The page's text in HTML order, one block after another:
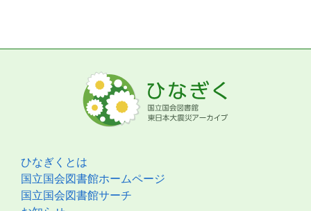
ひなぎくとは
国立国会図書館ホームページ
国立国会図書館サーチ